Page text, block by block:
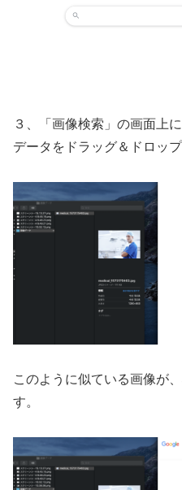
３、「画像検索」の画面上
データをドラッグ＆ドロップ
このように似ている画像が
す。